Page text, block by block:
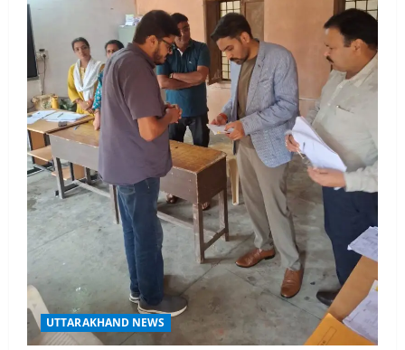
UTTARAKHAND NEWS